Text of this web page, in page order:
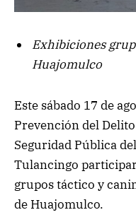
Exhibiciones
Huajomulco
Este sábado 17 de
Prevención del
Seguridad Pública
Tulancingo
grupos táctico y
de Huajomulco.